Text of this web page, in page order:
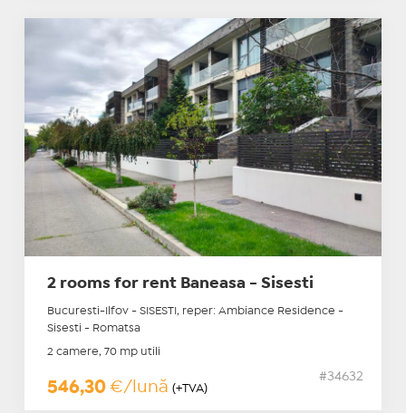
2 rooms for rent Baneasa - Sisesti
Bucuresti-Ilfov - SISESTI, reper: Ambiance Residence -
Sisesti - Romatsa
2 camere, 70 mp utili
546,30 €/lună (+TVA)
#34632